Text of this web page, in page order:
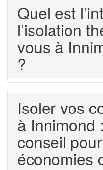
Quel est
l’isolation
vous à
?
Isoler vos
à Innimond
conseil
économies